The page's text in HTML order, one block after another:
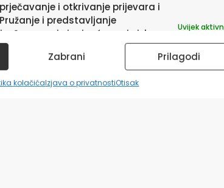
i otkrivanje prijevara i
i predstavljanje
Spremanje i priopćavanje izbora
Uvijek
Zabrani Prilagodi
kolačićaIzjava o privatnostiOtisak